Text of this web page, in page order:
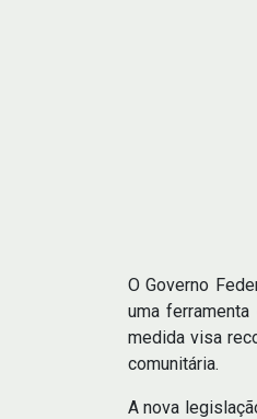
O Governo
uma
medida visa
comunitária.
A nova